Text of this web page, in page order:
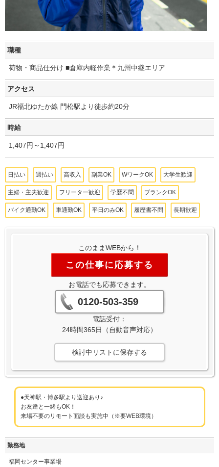
職種
荷物・商品仕分け ■倉庫内軽作業＊九州中継エリア
アクセス
JR福北ゆたか線 門松駅より徒歩約20分
時給
1,407円～1,407円
日払い 週払い 高収入 副業OK WワークOK 大学生歓迎
主婦・主夫歓迎 フリーター歓迎 学歴不問 ブランクOK
バイク通勤OK 車通勤OK 平日のみOK 履歴書不問 長期歓迎
このままWEBから！
この仕事に応募する
お電話でも応募できます。
0120-503-359
電話受付：
24時間365日（自動音声対応）
検討中リストに保存する
●天神駅・博多駅より送迎あり♪
お友達と一緒もOK！
来場不要のリモート面談も実施中（※要WEB環境）
勤務地
福岡センター事業場